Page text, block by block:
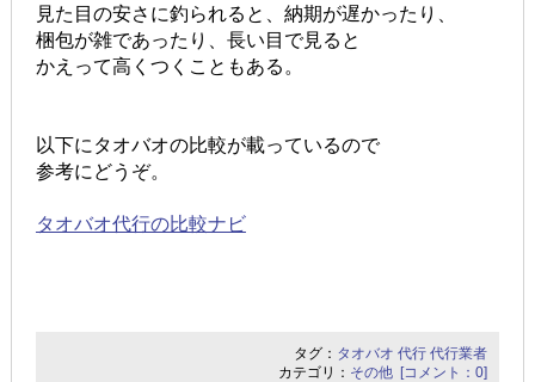
見た目の安さに釣られると、納期が遅かったり、
梱包が雑であったり、長い目で見ると
かえって高くつくこともある。
以下にタオバオの比較が載っているので
参考にどうぞ。
タオバオ代行の比較ナビ
タグ： タオバオ 代行 代行業者
カテゴリ： その他 [コメント：0]